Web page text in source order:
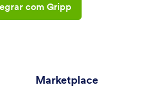
com Gripp
Marketplace